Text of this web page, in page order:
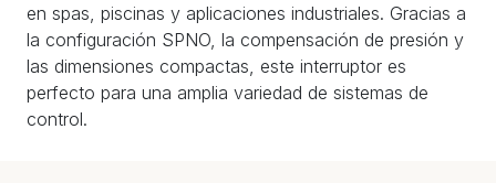
en spas, piscinas y aplicaciones industriales. Gracias a
la configuración SPNO, la compensación de presión y
las dimensiones compactas, este interruptor es
perfecto para una amplia variedad de sistemas de
control.